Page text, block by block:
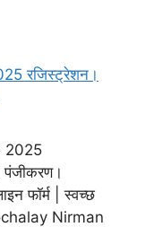
2025
फॉर्म | स्वच्छ
Nirman